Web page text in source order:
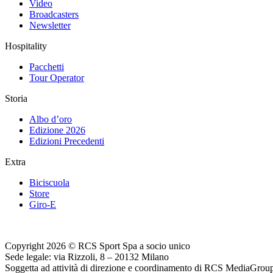
Video
Broadcasters
Newsletter
Hospitality
Pacchetti
Tour Operator
Storia
Albo d’oro
Edizione 2026
Edizioni Precedenti
Extra
Biciscuola
Store
Giro-E
Copyright 2026 © RCS Sport Spa a socio unico
Sede legale: via Rizzoli, 8 – 20132 Milano
Soggetta ad attività di direzione e coordinamento di RCS